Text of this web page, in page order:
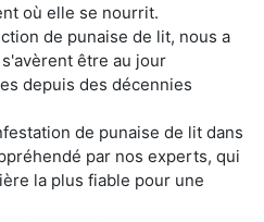
où elle se nourrit.
de punaise de lit, nous a
être au jour
depuis des décennies
de punaise de lit dans
par nos experts, qui
la plus fiable pour une